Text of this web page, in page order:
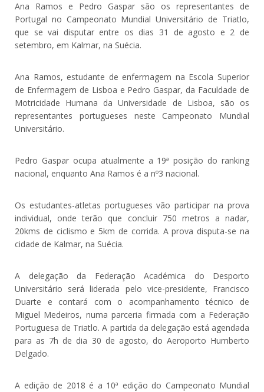
Ana Ramos e Pedro Gaspar são os representantes de
Portugal no Campeonato Mundial Universitário de Triatlo,
que se vai disputar entre os dias 31 de agosto e 2 de
setembro, em Kalmar, na Suécia.
Ana Ramos, estudante de enfermagem na Escola Superior
de Enfermagem de Lisboa e Pedro Gaspar, da Faculdade de
Motricidade Humana da Universidade de Lisboa, são os
representantes portugueses neste Campeonato Mundial
Universitário.
Pedro Gaspar ocupa atualmente a 19ª posição do ranking
nacional, enquanto Ana Ramos é a nº3 nacional.
Os estudantes-atletas portugueses vão participar na prova
individual, onde terão que concluir 750 metros a nadar,
20kms de ciclismo e 5km de corrida. A prova disputa-se na
cidade de Kalmar, na Suécia.
A delegação da Federação Académica do Desporto
Universitário será liderada pelo vice-presidente, Francisco
Duarte e contará com o acompanhamento técnico de
Miguel Medeiros, numa parceria firmada com a Federação
Portuguesa de Triatlo. A partida da delegação está agendada
para as 7h de dia 30 de agosto, do Aeroporto Humberto
Delgado.
A edição de 2018 é a 10ª edição do Campeonato Mundial